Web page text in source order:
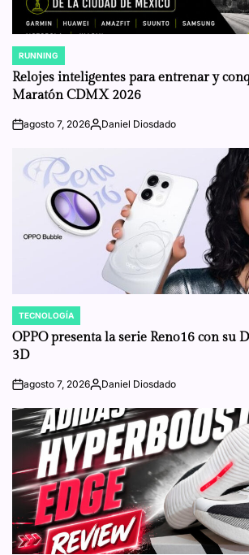
POSTED
IN
RUNNING
Relojes inteligentes para entrenar y
Maratón CDMX 2026
onagosto 7, 2026Posted
Daniel Diosdado
POSTED
IN
TECNOLOGÍA
OPPO presenta la serie Reno16 con su
3D
onagosto 7, 2026Posted
Daniel Diosdado